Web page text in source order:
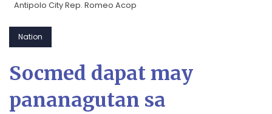
Antipolo City Rep. Romeo Acop
Nation
Socmed dapat may
pananagutan sa